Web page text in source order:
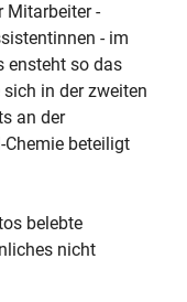
Mitarbeiter -
- im
ensteht so das
in der zweiten
an der
beteiligt
belebte
nicht